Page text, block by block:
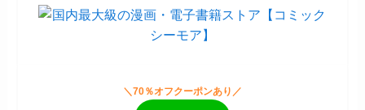
＼70％オフクーポンあり／